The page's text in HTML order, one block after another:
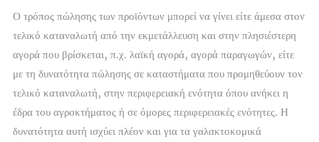
Ο τρόπος πώλησης των προϊόντων μπορεί να γίνει είτε άμεσα στον
τελικό καταναλωτή από την εκμετάλλευση και στην πλησιέστερη
αγορά που βρίσκεται, π.χ. λαϊκή αγορά, αγορά παραγωγών, είτε
με τη δυνατότητα πώλησης σε καταστήματα που προμηθεύουν τον
τελικό καταναλωτή, στην περιφερειακή ενότητα όπου ανήκει η
έδρα του αγροκτήματος ή σε όμορες περιφερειακές ενότητες. Η
δυνατότητα αυτή ισχύει πλέον και για τα γαλακτοκομικά